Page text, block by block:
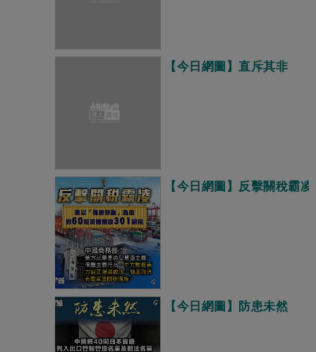
【今日網圖】直斥其非
【今日網圖】反擊關稅霸凌
【今日網圖】防患未然